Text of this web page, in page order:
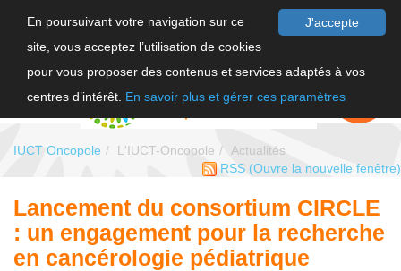
J'accepte
En poursuivant votre navigation sur ce
site, vous acceptez l’utilisation de cookies
pour vous proposer des contenus et services adaptés à vos
centres d’intérêt. En savoir plus et gérer ces paramètres
FAIRE UN
DON
IUCT Oncopole L'IUCT-Oncopole
Actualités
RSS (Ouvre la nouvelle fenêtre)
Lancement du consortium CIRCLE
: un engagement pour la recherche
en cancérologie pédiatrique